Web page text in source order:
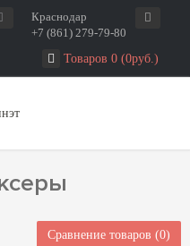
Краснодар
+7 (861) 279-79-80
Товаров 0 (0руб.)
Сравнение товаров (0)